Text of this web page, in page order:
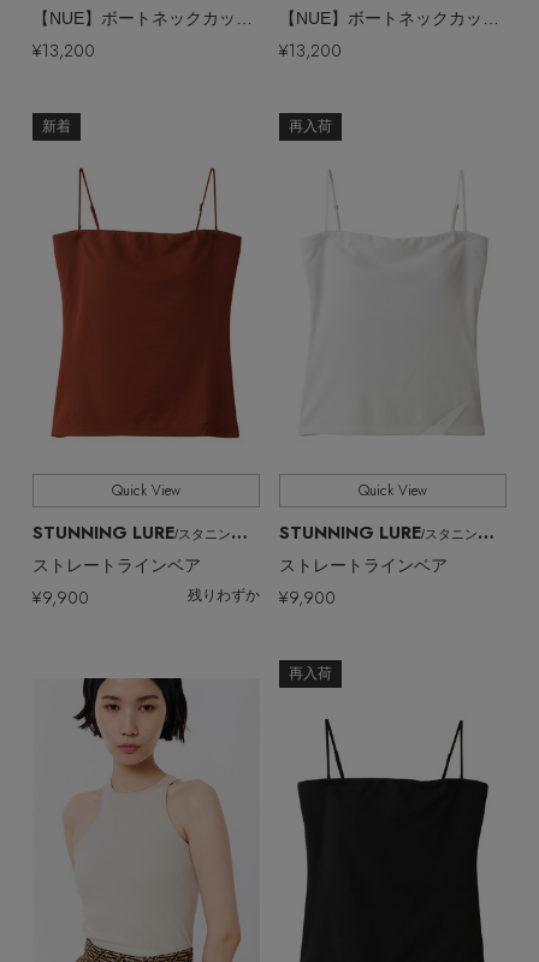
【NUE】ボートネックカップ付きキャミ
¥13,200
【NUE】ボートネックカップ付きキャミ
¥13,200
再入荷
Quick View
STUNNING LURE/スタニングルアー
ストレートラインベア
¥9,900
新着
Quick View
STUNNING LURE/スタニングルアー
ストレートラインベア
¥9,900 残りわずか
再入荷